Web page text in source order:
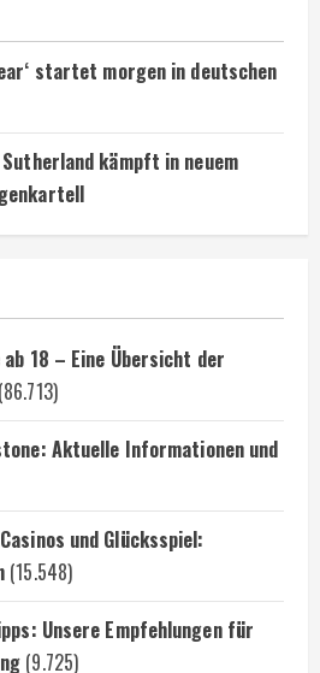
startet morgen in deutschen
kämpft in neuem
18 – Eine Übersicht der
(86.713)
Aktuelle Informationen und
und Glücksspiel:
(15.548)
Unsere Empfehlungen für
(9.725)